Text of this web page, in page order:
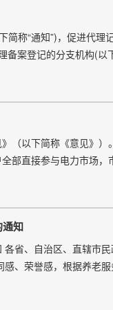
称“通知”)，促进代理
案登记的分支机构(
地迁移办公地点的代
（以下简称《意见》
部直接参与电力市场
成熟完善，市场化交易
知
省、自治区、直辖市
荣誉感，根据养老服
），现予印发。 《准